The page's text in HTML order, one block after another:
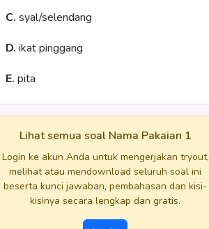
C. syal/selendang
D. ikat pinggang
E. pita
Lihat semua soal Nama Pakaian 1
Login ke akun Anda untuk mengerjakan tryout,
melihat atau mendownload seluruh soal ini
beserta kunci jawaban, pembahasan dan kisi-
kisinya secara lengkap dan gratis.